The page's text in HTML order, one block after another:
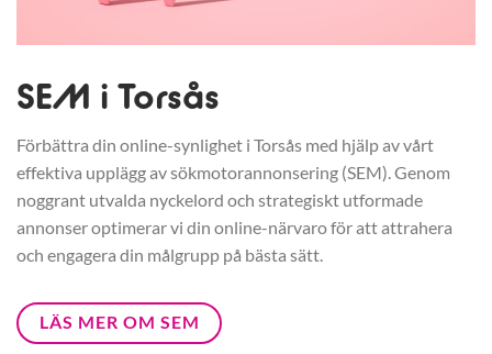
SEM i Torsås
Förbättra din online-synlighet i Torsås med hjälp av vårt
effektiva upplägg av sökmotorannonsering (SEM). Genom
noggrant utvalda nyckelord och strategiskt utformade
annonser optimerar vi din online-närvaro för att attrahera
och engagera din målgrupp på bästa sätt.
LÄS MER OM SEM